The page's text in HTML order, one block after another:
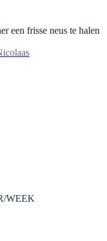
een frisse neus te halen
WEEK